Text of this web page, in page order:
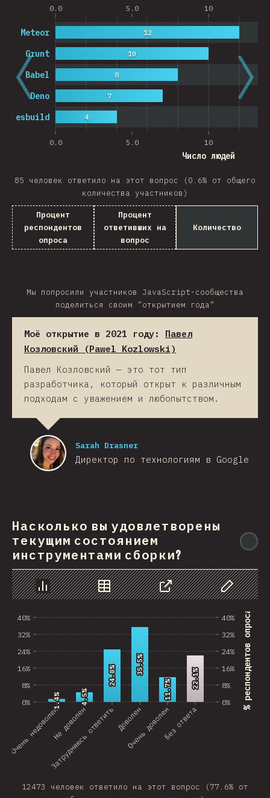
0.0 5.0 10
0.0 5.0 10
Число людей
esbuild
Deno
Babel
Grunt
Meteor
4
7
8
10
12
85 человек ответило на этот вопрос (0.6% от общего
количества участников)
Процент
респондентов
опроса
Процент
ответивших на
вопрос
Количество
Мы попросили участников JavaScript-сообщества
поделиться своим ”открытием года”
Моё открытие в 2021 году:
Павел
Козловский (Pawel Kozlowski)
Павел Козловский — это тот тип
разработчика, который открыт к различным
подходам с уважением и любопытством.
Sarah Drasner
Директор по технологиям в Google
Насколько вы удовлетворены
текущим состоянием
инструментами сборки?
График Данные Поделиться Изменить
0%
8%
16%
24%
32%
40% % респондентов опроса
Очень недоволенНе доволен
Затрудняюсь ответить Доволен
Очень доволенБез ответа
0%
8%
16%
24%
32%
40%
1.4%
1.4% 4.5%
4.5%
24.8%
24.8%
35.5%
35.5%
11.7%
11.7% 22.1%
22.1%
12473 человек ответило на этот вопрос (77.6% от